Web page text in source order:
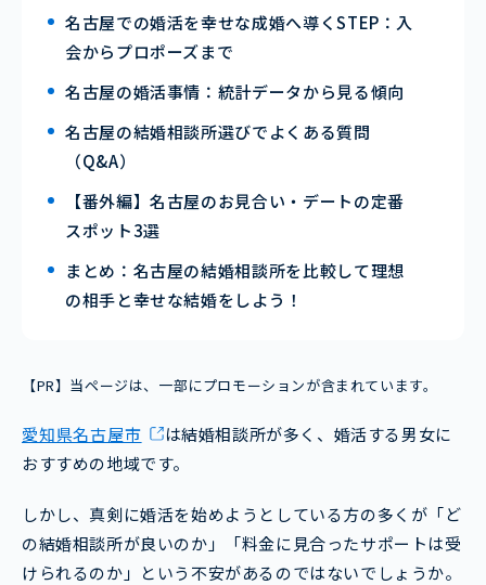
名古屋での婚活を幸せな成婚へ導くSTEP：入
会からプロポーズまで
名古屋の婚活事情：統計データから見る傾向
名古屋の結婚相談所選びでよくある質問
（Q&A）
【番外編】名古屋のお見合い・デートの定番
スポット3選
まとめ：名古屋の結婚相談所を比較して理想
の相手と幸せな結婚をしよう！
【PR】当ページは、一部にプロモーションが含まれています。
愛知県名古屋市
は結婚相談所が多く、婚活する男女に
おすすめの地域です。
しかし、真剣に婚活を始めようとしている方の多くが「ど
の結婚相談所が良いのか」「料金に見合ったサポートは受
けられるのか」という不安があるのではないでしょうか。